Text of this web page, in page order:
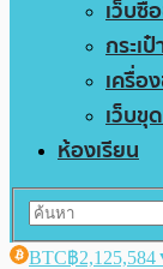
เว็บซื้
กระเ
เครื่อ
เว็บขุ
ห้องเรียน
BTC฿2,125,584